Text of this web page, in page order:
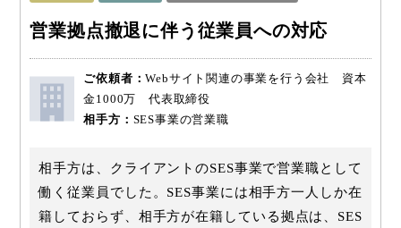
営業拠点撤退に伴う従業員への対応
ご依頼者：Webサイト関連の事業を行う会社 資本
金1000万 代表取締役
相手方： SES事業の営業職
相手方は、クライアントのSES事業で営業職として
働く従業員でした。SES事業には相手方一人しか在
籍しておらず、相手方が在籍している拠点は、SES